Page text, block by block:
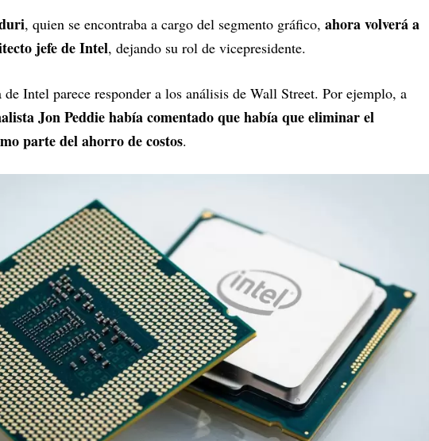
, quien se encontraba a cargo del segmento gráfico, ahora volverá a
jefe de Intel, dejando su rol de vicepresidente.
de Intel parece responder a los análisis de Wall Street. Por ejemplo, a
Jon Peddie había comentado que había que eliminar el
parte del ahorro de costos.